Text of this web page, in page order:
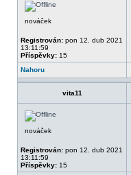
nováček
Registrován: pon 12. dub 2021
13:11:59
Příspěvky: 15
Nahoru
vita11
nováček
Registrován: pon 12. dub 2021
13:11:59
Příspěvky: 15